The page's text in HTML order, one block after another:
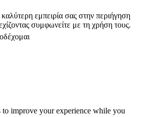
εμπειρία σας στην περιήγηση
συμφωνείτε με τη χρήση τους.
to improve your experience while you